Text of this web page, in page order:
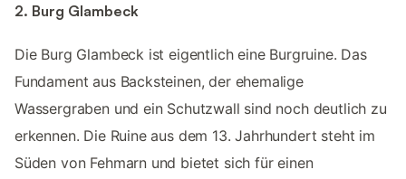
2. Burg Glambeck
Die Burg Glambeck ist eigentlich eine Burgruine. Das
Fundament aus Backsteinen, der ehemalige
Wassergraben und ein Schutzwall sind noch deutlich zu
erkennen. Die Ruine aus dem 13. Jahrhundert steht im
Süden von Fehmarn und bietet sich für einen